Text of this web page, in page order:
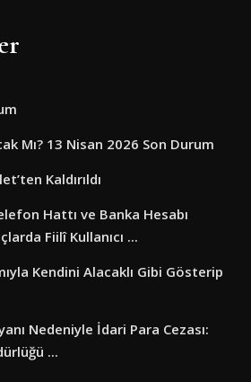
Mı? 13 Nisan 2026 Son Durum
Kaldırıldı
Hattı ve Banka Hesabı
Fiilî Kullanıcı ...
Kendini Alacaklı Gibi Gösterip
Nedeniyle İdari Para Cezası:
...